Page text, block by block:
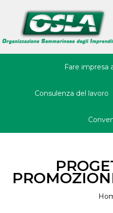
navigation
Fare impresa
Consulenza del lavoro